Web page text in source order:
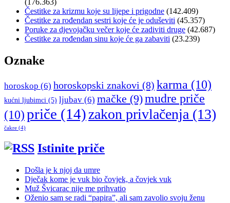
Čestitke za krizmu koje su lijepe i prigodne (142.409)
Čestitke za rođendan sestri koje će je oduševiti (45.357)
Poruke za djevojačku večer koje će zadiviti druge (42.687)
Čestitke za rođendan sinu koje će ga zabaviti (23.239)
Oznake
horoskop (6) horoskopski znakovi (8) karma (10)
kućni ljubimci (5) ljubav (6) mačke (9)mudre priče
(10)priče (14)zakon privlačenja (13)
čakre (4)
Istinite priče
Došla je k njoj da umre
Dječak kome je vuk bio čovjek, a čovjek vuk
Muž Švicarac nije me prihvatio
Oženio sam se radi “papira”, ali sam zavolio svoju ženu